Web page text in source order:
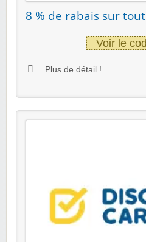
8 % de rabais sur
Voir le
Plus de détail !